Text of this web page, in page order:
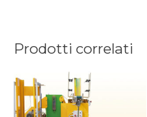
Prodotti correlati